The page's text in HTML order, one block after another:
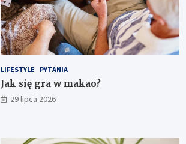
LIFESTYLE PYTANIA
Jak się gra w makao?
29 lipca 2026